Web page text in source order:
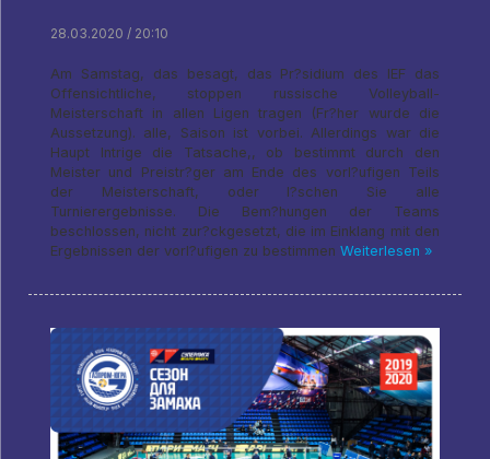
28.03.2020 / 20:10
Am Samstag, das besagt, das Pr?sidium des IEF das
Offensichtliche, stoppen russische Volleyball-
Meisterschaft in allen Ligen tragen (Fr?her wurde die
Aussetzung). alle, Saison ist vorbei. Allerdings war die
Haupt Intrige die Tatsache,, ob bestimmt durch den
Meister und Preistr?ger am Ende des vorl?ufigen Teils
der Meisterschaft, oder l?schen Sie alle
Turnierergebnisse. Die Bem?hungen der Teams
beschlossen, nicht zur?ckgesetzt, die im Einklang mit den
Ergebnissen der vorl?ufigen zu bestimmen Weiterlesen »